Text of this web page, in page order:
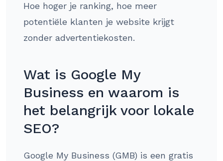
Hoe hoger je ranking, hoe meer
potentiële klanten je website krijgt
zonder advertentiekosten.
Wat is Google My
Business en waarom is
het belangrijk voor lokale
SEO?
Google My Business (GMB) is een gratis